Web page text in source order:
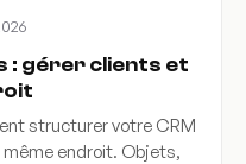
: gérer clients et
structurer votre CRM
endroit. Objets,